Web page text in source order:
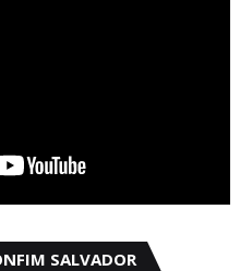
SALVADOR